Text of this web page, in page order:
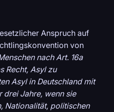
Anspruch auf
von
nach Art. 16a
Recht, Asyl zu
Asyl in Deutschland mit
drei Jahre, wenn sie
Nationalität, politischen